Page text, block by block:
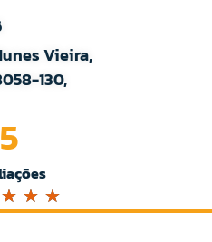
Vieira,
130,
5
☆ ☆ ☆